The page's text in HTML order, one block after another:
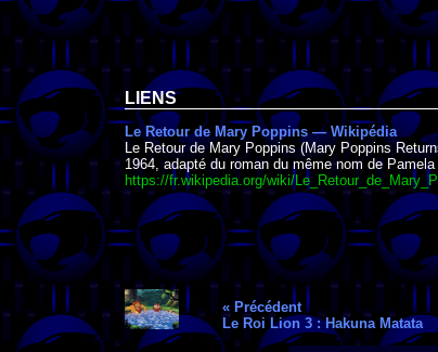
LIENS
Le Retour de Mary Poppins — Wikipédia
Le Retour de Mary Poppins (Mary Poppins
1964, adapté du roman du même nom de
https://fr.wikipedia.org/wiki/
« Précédent
Le Roi Lion 3 : Hakuna Matata